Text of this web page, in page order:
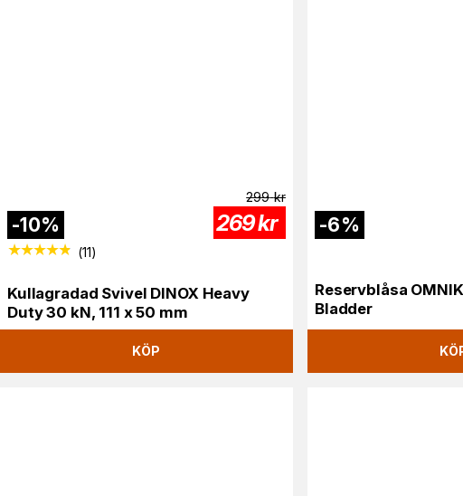
-10%
299 kr
269kr
(11)
Kullagradad Svivel DINOX Heavy
Duty 30 kN, 111 x 50 mm
KÖP
-6%
Reservblåsa
Bladder